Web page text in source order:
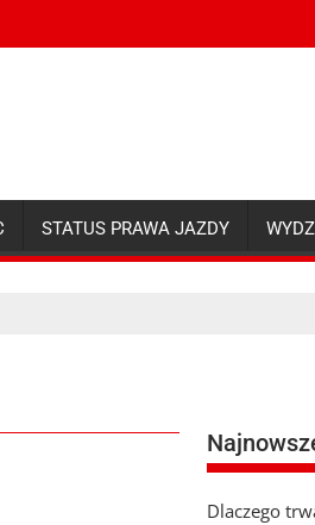
STATUS PRAWA JAZDY
Dlaczego